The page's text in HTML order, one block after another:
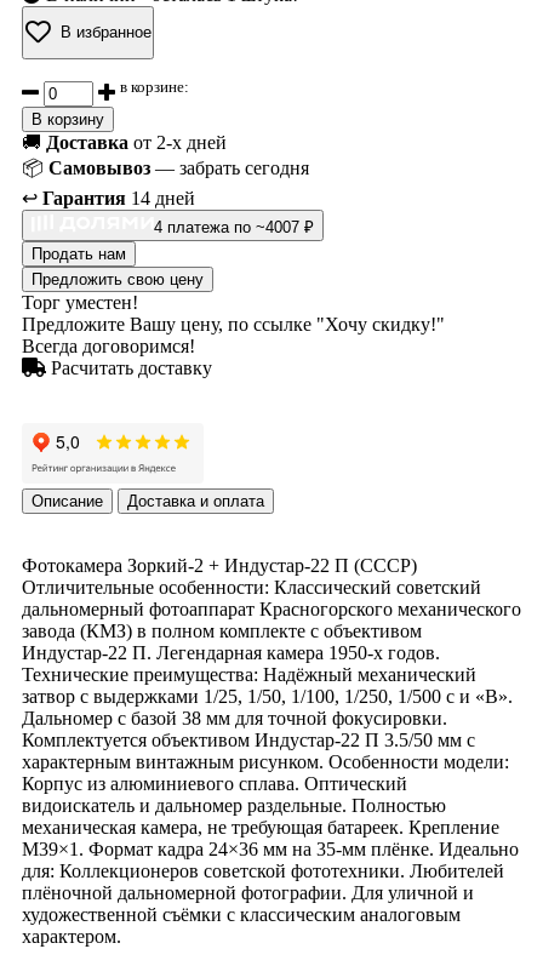
В избранное
в корзине:
В корзину
🚚 Доставка от 2-х дней
📦 Самовывоз — забрать сегодня
↩️ Гарантия 14 дней
4 платежа по ~4007 ₽
Продать нам
Предложить свою цену
Торг уместен!
Предложите Вашу цену, по ссылке "Хочу скидку!"
Всегда договоримся!
Расчитать доставку
Описание Доставка и оплата
Фотокамера Зоркий-2 + Индустар-22 П (СССР)
Отличительные особенности: Классический советский
дальномерный фотоаппарат Красногорского механического
завода (КМЗ) в полном комплекте с объективом
Индустар-22 П. Легендарная камера 1950-х годов.
Технические преимущества: Надёжный механический
затвор с выдержками 1/25, 1/50, 1/100, 1/250, 1/500 с и «В».
Дальномер с базой 38 мм для точной фокусировки.
Комплектуется объективом Индустар-22 П 3.5/50 мм с
характерным винтажным рисунком. Особенности модели:
Корпус из алюминиевого сплава. Оптический
видоискатель и дальномер раздельные. Полностью
механическая камера, не требующая батареек. Крепление
М39×1. Формат кадра 24×36 мм на 35-мм плёнке. Идеально
для: Коллекционеров советской фототехники. Любителей
плёночной дальномерной фотографии. Для уличной и
художественной съёмки с классическим аналоговым
характером.